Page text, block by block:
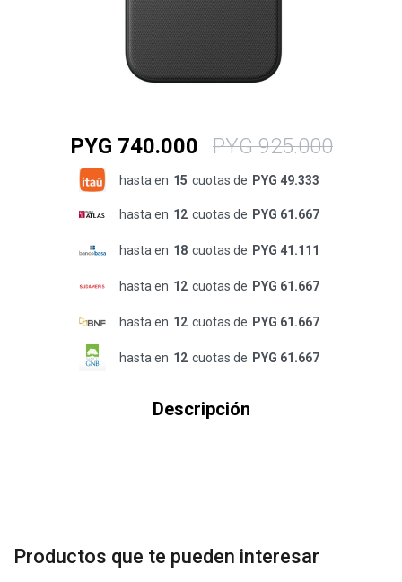
PYG 740.000 PYG 925.000
hasta en 15 cuotas de PYG 49.333
hasta en 12 cuotas de PYG 61.667
hasta en 18 cuotas de PYG 41.111
hasta en 12 cuotas de PYG 61.667
hasta en 12 cuotas de PYG 61.667
hasta en 12 cuotas de PYG 61.667
Descripción
Productos que te pueden interesar